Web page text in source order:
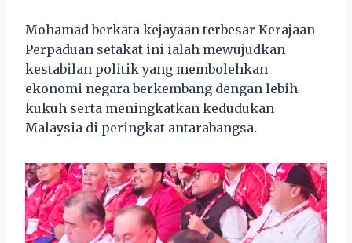
Mohamad berkata kejayaan terbesar Kerajaan
Perpaduan setakat ini ialah mewujudkan
kestabilan politik yang membolehkan
ekonomi negara berkembang dengan lebih
kukuh serta meningkatkan kedudukan
Malaysia di peringkat antarabangsa.